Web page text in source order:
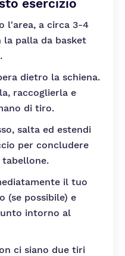
esercizio
l'area, a circa 3-4
la palla da basket
dietro la schiena.
raccoglierla e
di tiro.
salta ed estendi
per concludere
il tuo
(se possibile) e
intorno al
ci siano due tiri